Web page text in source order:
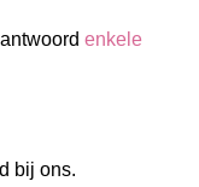
enkele
bij ons.